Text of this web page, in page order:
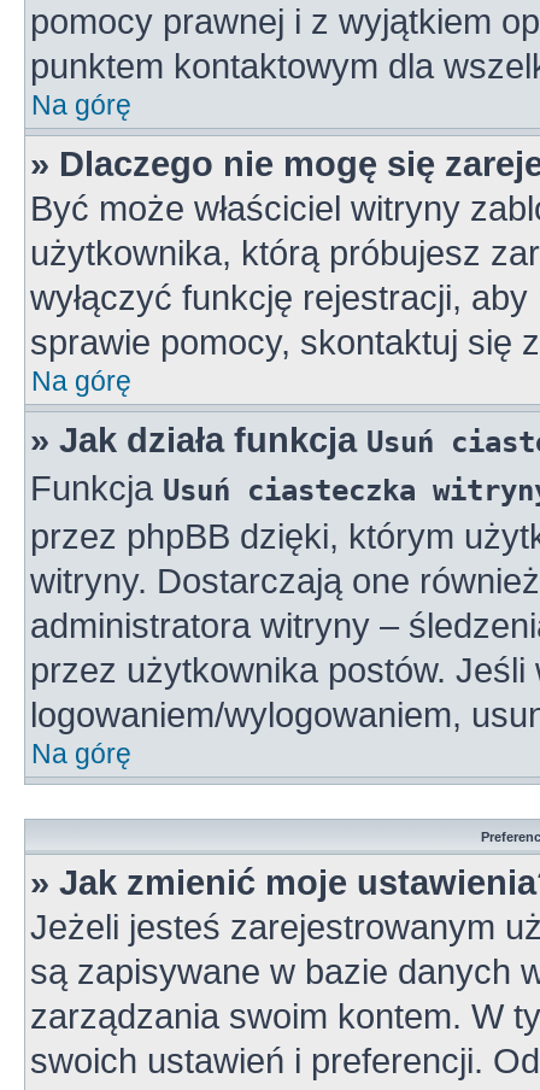
pomocy prawnej i z wyjątkiem
punktem kontaktowym dla
Na górę
» Dlaczego nie mogę się
Być może właściciel witryny
użytkownika, którą próbujesz
wyłączyć funkcję rejestracji,
sprawie pomocy, skontaktuj się
Na górę
» Jak działa funkcja Usuń
Funkcja Usuń ciasteczka
przez phpBB dzięki, którym
witryny. Dostarczają one
administratora witryny –
przez użytkownika postów.
logowaniem/wylogowaniem,
Na górę
» Jak zmienić moje
Jeżeli jesteś zarejestrowanym
są zapisywane w bazie danych
zarządzania swoim kontem. W
swoich ustawień i preferencji.